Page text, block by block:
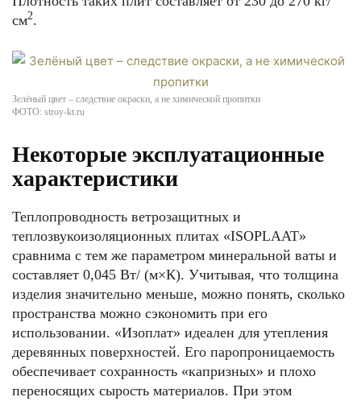
см2.
Зелёный цвет – следствие окраски, а не химической пропитки
ФОТО: stroy-kt.ru
Некоторые эксплуатационные
характеристики
Теплопроводность ветрозащитных и
теплозвукоизоляционных плитах «ISOPLAAT»
сравнима с тем же параметром минеральной ваты и
составляет 0,045 Вт/ (м×К). Учитывая, что толщина
изделия значительно меньше, можно понять, сколько
пространства можно сэкономить при его
использовании. «Изоплат» идеален для утепления
деревянных поверхностей. Его паропроницаемость
обеспечивает сохранность «капризных» и плохо
переносящих сырость материалов. При этом